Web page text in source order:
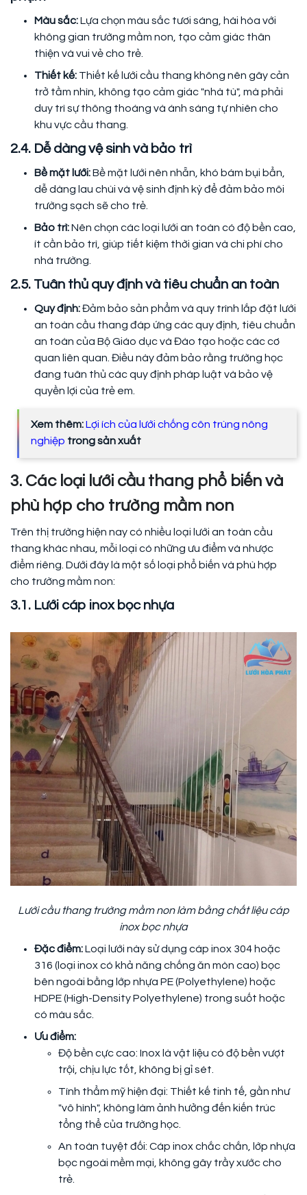
Màu sắc:Lựa chọn màu sắc tươi sáng, hài hòa với
không gian trường mầm non, tạo cảm giác thân
thiện và vui vẻ cho trẻ.
Thiết kế: Thiết kế lưới cầu thang không nên gây cản
trở tầm nhìn, không tạo cảm giác "nhà tù", mà phải
duy trì sự thông thoáng và ánh sáng tự nhiên cho
khu vực cầu thang.
2.4. Dễ dàng vệ sinh và bảo trì
Bề mặt lưới:Bề mặt lưới nên nhẵn, khó bám bụi bẩn,
dễ dàng lau chùi và vệ sinh định kỳ để đảm bảo môi
trường sạch sẽ cho trẻ.
Bảo trì:Nên chọn các loại lưới an toàn có độ bền cao,
ít cần bảo trì, giúp tiết kiệm thời gian và chi phí cho
nhà trường.
2.5. Tuân thủ quy định và tiêu chuẩn an toàn
Quy định:Đảm bảo sản phẩm và quy trình lắp đặt lưới
an toàn cầu thang đáp ứng các quy định, tiêu chuẩn
an toàn của Bộ Giáo dục và Đào tạo hoặc các cơ
quan liên quan. Điều này đảm bảo rằng trường học
đang tuân thủ các quy định pháp luật và bảo vệ
quyền lợi của trẻ em.
Xem thêm:Lợi ích của lưới chống côn trùng nông
nghiệp trong sản xuất
3. Các loại lưới cầu thang phổ biến và
phù hợp cho trường mầm non
Trên thị trường hiện nay có nhiều loại lưới an toàn cầu
thang khác nhau, mỗi loại có những ưu điểm và nhược
điểm riêng. Dưới đây là một số loại phổ biến và phù hợp
cho trường mầm non:
3.1. Lưới cáp inox bọc nhựa
Lưới cầu thang trường mầm non làm bằng chất liệu cáp
inox bọc nhựa
Đặc điểm:Loại lưới này sử dụng cáp inox 304 hoặc
316 (loại inox có khả năng chống ăn mòn cao) bọc
bên ngoài bằng lớp nhựa PE (Polyethylene) hoặc
HDPE (High-Density Polyethylene) trong suốt hoặc
có màu sắc.
Ưu điểm:
Độ bền cực cao: Inox là vật liệu có độ bền vượt
trội, chịu lực tốt, không bị gỉ sét.
Tính thẩm mỹ hiện đại: Thiết kế tinh tế, gần như
"vô hình", không làm ảnh hưởng đến kiến trúc
tổng thể của trường học.
An toàn tuyệt đối: Cáp inox chắc chắn, lớp nhựa
bọc ngoài mềm mại, không gây trầy xước cho
trẻ.